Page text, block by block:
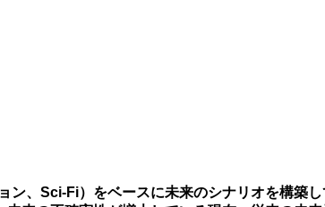
ン、Sci-Fi）をベースに未来のシナリオを構築